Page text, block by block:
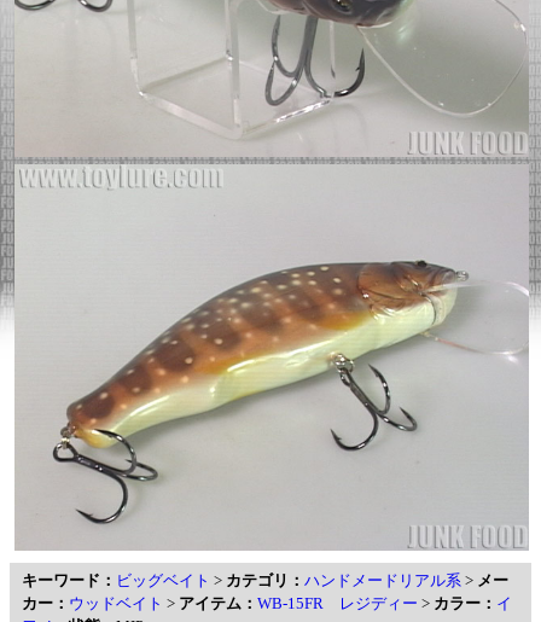
キーワード： ビッグベイト > カテゴリ： ハンドメードリアル系 > メー
カー： ウッドベイト > アイテム： WB-15FR レジディー > カラー： イ